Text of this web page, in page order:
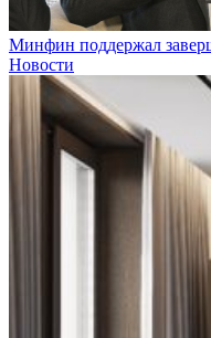
Минфин поддержал
Новости